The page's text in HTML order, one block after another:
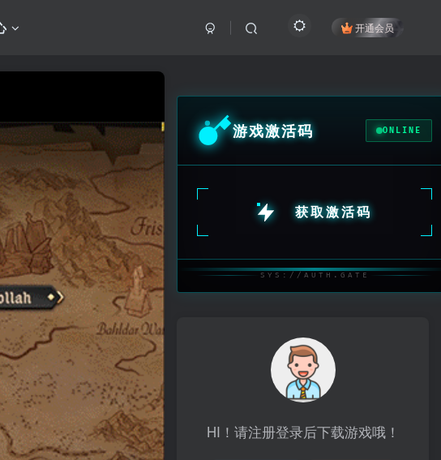
开通会员
游戏激活码 ONLINE
获取激活码
SYS://AUTH.GATE
HI！请注册登录后下载游戏哦！